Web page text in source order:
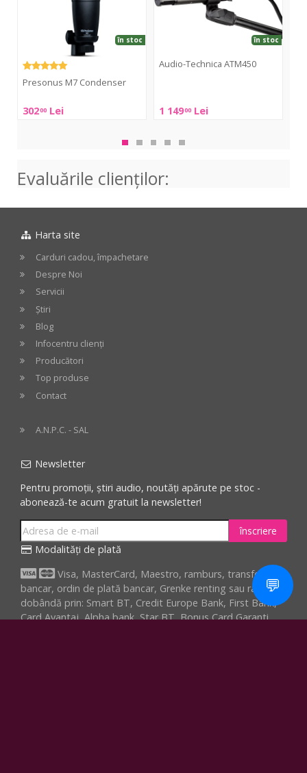
Presonus M7 Condenser
30200 Lei
în stoc
Presonus
Audio-Technica ATM450
1 14900 Lei
în stoc
Technica
Evaluările clienţilor:
Harta site
Carduri cadou, împachetare
Despre Noi
Servicii
Știri
Blog
Infocentru clienți
Producători
Top produse
Contact
A.N.P.C. - SAL
Newsletter
Pentru promoții, știri audio, noutăți apărute pe stoc -
abonează-te acum gratuit la newsletter!
înscriere
Modalități de plată
Visa, MasterCard, Maestro, ramburs, transfer
bancar, ordin de plată bancar, Grenke renting sau rate fără
dobândă prin: Smart BT, Credit Europe Bank, First Bank,
Card Avantaj, Alpha bank, Star BT, Bonus Card Garanti,
💬